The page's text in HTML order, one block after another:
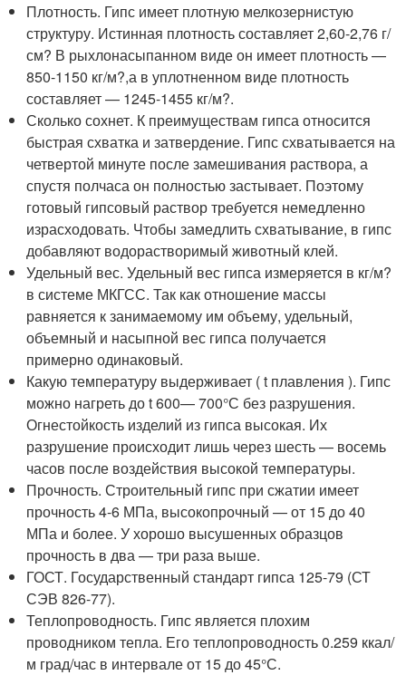
Плотность. Гипс имеет плотную мелкозернистую
структуру. Истинная плотность составляет 2,60-2,76 г/
см? В рыхлонасыпанном виде он имеет плотность —
850-1150 кг/м?,а в уплотненном виде плотность
составляет — 1245-1455 кг/м?.
Сколько сохнет. К преимуществам гипса относится
быстрая схватка и затвердение. Гипс схватывается на
четвертой минуте после замешивания раствора, а
спустя полчаса он полностью застывает. Поэтому
готовый гипсовый раствор требуется немедленно
израсходовать. Чтобы замедлить схватывание, в гипс
добавляют водорастворимый животный клей.
Удельный вес. Удельный вес гипса измеряется в кг/м?
в системе МКГСС. Так как отношение массы
равняется к занимаемому им объему, удельный,
объемный и насыпной вес гипса получается
примерно одинаковый.
Какую температуру выдерживает ( t плавления ). Гипс
можно нагреть до t 600— 700°С без разрушения.
Огнестойкость изделий из гипса высокая. Их
разрушение происходит лишь через шесть — восемь
часов после воздействия высокой температуры.
Прочность. Строительный гипс при сжатии имеет
прочность 4-6 МПа, высокопрочный — от 15 до 40
МПа и более. У хорошо высушенных образцов
прочность в два — три раза выше.
ГОСТ. Государственный стандарт гипса 125-79 (СТ
СЭВ 826-77).
Теплопроводность. Гипс является плохим
проводником тепла. Его теплопроводность 0.259 ккал/
м град/час в интервале от 15 до 45°С.